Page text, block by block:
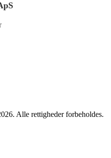
Alle rettigheder forbeholdes.